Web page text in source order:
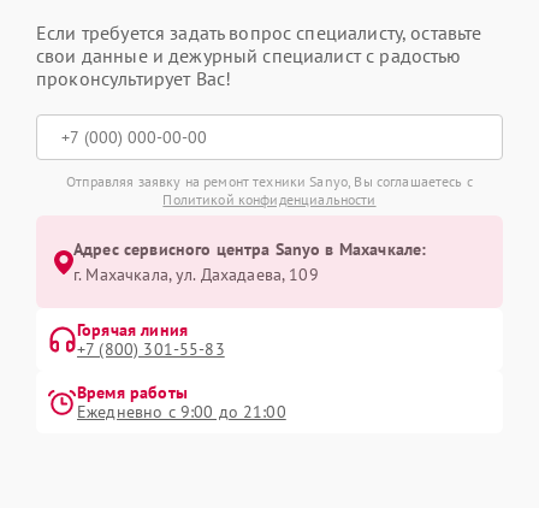
Если требуется задать вопрос специалисту, оставьте
свои данные и дежурный специалист с радостью
проконсультирует Вас!
Отправляя заявку на ремонт техники Sanyo, Вы соглашаетесь с
Политикой конфиденциальности
Адрес сервисного центра Sanyo в Махачкале:
г. Махачкала, ул. Дахадаева, 109
Горячая линия
+7 (800) 301-55-83
Время работы
Ежедневно с 9:00 до 21:00